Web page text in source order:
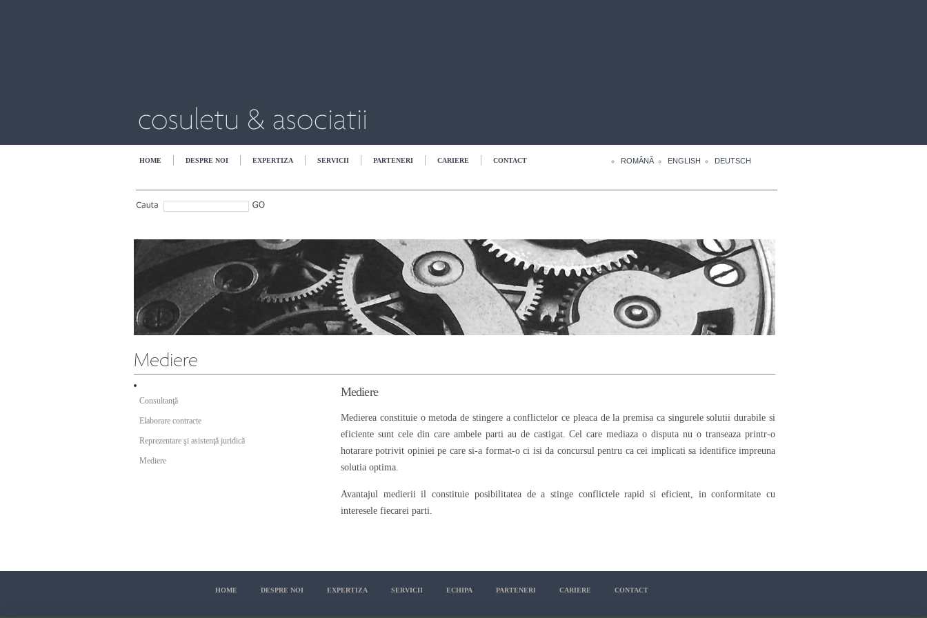
HOME DESPRE NOI EXPERTIZA SERVICII PARTENERI CARIERE CONTACT ROMÂNĂ ENGLISH DEUTSCH
Consultanţă
Elaborare contracte
Reprezentare şi asistenţă juridică
Mediere
Mediere
Medierea constituie o metoda de stingere a conflictelor ce pleaca de la premisa ca singurele solutii durabile si
eficiente sunt cele din care ambele parti au de castigat. Cel care mediaza o disputa nu o transeaza printr-o
hotarare potrivit opiniei pe care si-a format-o ci isi da concursul pentru ca cei implicati sa identifice impreuna
solutia optima.
Avantajul medierii il constituie posibilitatea de a stinge conflictele rapid si eficient, in conformitate cu
interesele fiecarei parti.
HOME DESPRE NOI EXPERTIZA SERVICII ECHIPA PARTENERI CARIERE CONTACT